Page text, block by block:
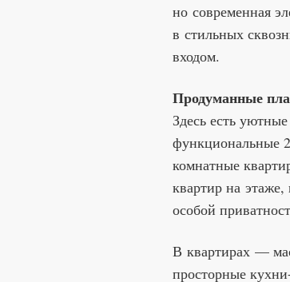
но современная
в стильных
входом.
Продуманные
Здесь есть
функциональные
комнатные
квартир на
особой
В квартирах —
просторные